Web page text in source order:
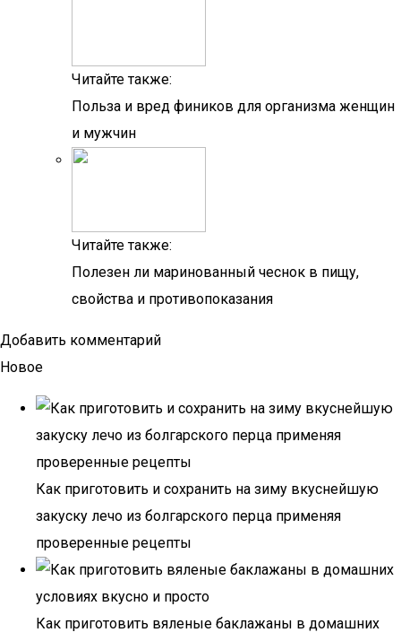
Читайте также:
Польза и вред фиников для организма женщин
и мужчин
Читайте также:
Полезен ли маринованный чеснок в пищу,
свойства и противопоказания
Добавить комментарий
Новое
Как приготовить и сохранить на зиму вкуснейшую
закуску лечо из болгарского перца применяя
проверенные рецепты
Как приготовить вяленые баклажаны в домашних